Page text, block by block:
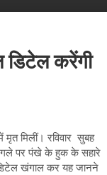
करेंगी
मृत मिलीं। रविवार सुबह
गले पर पंखे के हुक के सहारे
खंगाल कर यह जानने